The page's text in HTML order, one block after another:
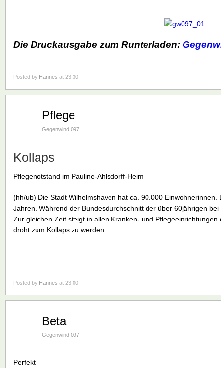
Die Druckausgabe zum Runterladen:
Posted by Hannes at 23:30
Pflege
Gegenwind 097
Kollaps
Pflegenotstand im Pauline-Ahlsdorff-Heim
(hh/ub) Die Stadt Wilhelmshaven hat ca. 90.000
Jahren. Während der Bundesdurchschnitt der über 60jährigen
Zur gleichen Zeit steigt in allen Kranken- und
droht zum Kollaps zu werden.
Posted by Hannes at 23:00
Beta
Gegenwind 097
Perfekt